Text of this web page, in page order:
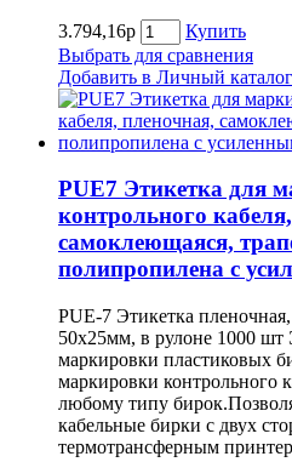
3.794,16р
Купить
Выбрать для сравнения
Добавить в Личный каталог
PUE7 Этикетка для
контрольного
самоклеющаяся,
полипропилена с
PUE-7 Этикетка
50х25мм, в рулоне 1000 шт
маркировки пластиковых
маркировки контрольного
любому типу
кабельные бирки с двух
термотрансферным